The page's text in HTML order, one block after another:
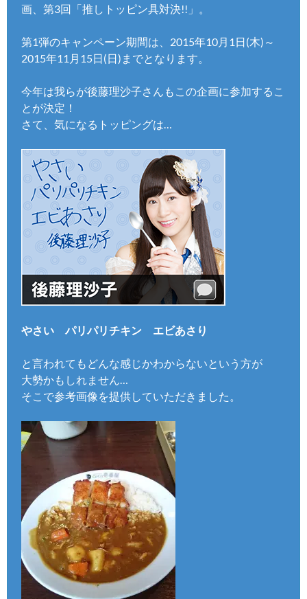
画、第3回「推しトッピン具対決!!」。
第1弾のキャンペーン期間は、2015年10月1日(木)～
2015年11月15日(日)までとなります。
今年は我らが後藤理沙子さんもこの企画に参加するこ
とが決定！
さて、気になるトッピングは…
やさい パリパリチキン エビあさり
と言われてもどんな感じかわからないという方が
大勢かもしれません…
そこで参考画像を提供していただきました。